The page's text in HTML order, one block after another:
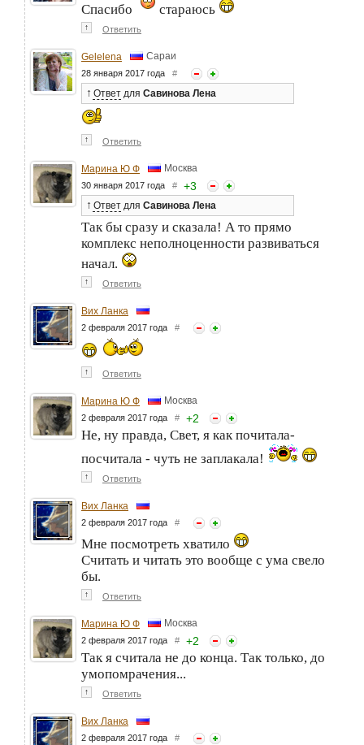
Спасибо стараюсь
↑ Ответить
Gelelena Сараи
28 января 2017 года #
↑ Ответ для Савинова Лена
↑ Ответить
Марина Ю Ф Москва
30 января 2017 года # +3
↑ Ответ для Савинова Лена
Так бы сразу и сказала! А то прямо
комплекс неполноценности развиваться
начал.
↑ Ответить
Вих Ланка
2 февраля 2017 года #
↑ Ответить
Марина Ю Ф Москва
2 февраля 2017 года # +2
Не, ну правда, Свет, я как почитала-
посчитала - чуть не заплакала!
↑ Ответить
Вих Ланка
2 февраля 2017 года #
Мне посмотреть хватило
Считать и читать это вообще с ума свело
бы.
↑ Ответить
Марина Ю Ф Москва
2 февраля 2017 года # +2
Так я считала не до конца. Так только, до
умопомрачения...
↑ Ответить
Вих Ланка
2 февраля 2017 года #